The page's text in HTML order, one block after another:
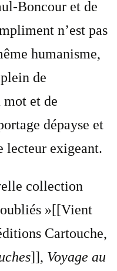
Boncour et de
n’est pas
humanisme,
de
mot et de
dépayse et
exigeant.
collection
oubliés »[[Vient
Cartouche,
]], Voyage au